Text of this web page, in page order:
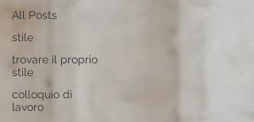
All Posts
stile
trovare il proprio
stile
colloquio di
lavoro